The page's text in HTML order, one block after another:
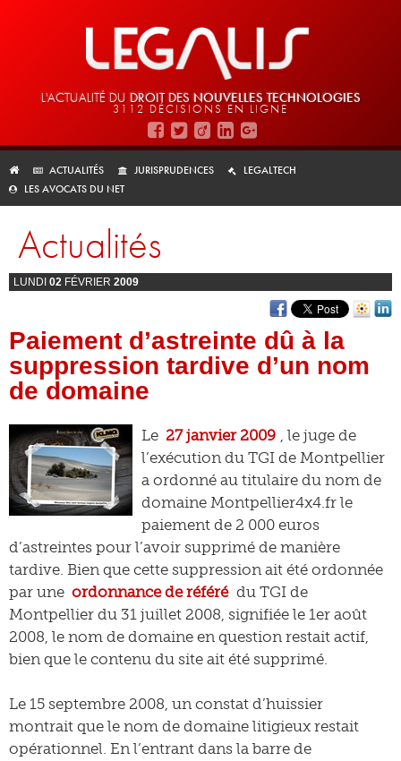
L'ACTUALITÉ DU DROIT DES NOUVELLES TECHNOLOGIES
3112 DÉCISIONS EN LIGNE
ACTUALITÉS JURISPRUDENCES
LEGALTECH
LES AVOCATS DU NET
Actualités
LUNDI 02 FÉVRIER 2009
Paiement d’astreinte dû à la
suppression tardive d’un nom
de domaine
Le 27 janvier 2009 , le juge de
l’exécution du TGI de Montpellier
a ordonné au titulaire du nom de
domaine Montpellier4x4.fr le
paiement de 2 000 euros
d’astreintes pour l’avoir supprimé de manière
tardive. Bien que cette suppression ait été ordonnée
par une ordonnance de référé du TGI de
Montpellier du 31 juillet 2008, signifiée le 1er août
2008, le nom de domaine en question restait actif,
bien que le contenu du site ait été supprimé.
Le 15 septembre 2008, un constat d’huissier
montrait que le nom de domaine litigieux restait
opérationnel. En l’entrant dans la barre de